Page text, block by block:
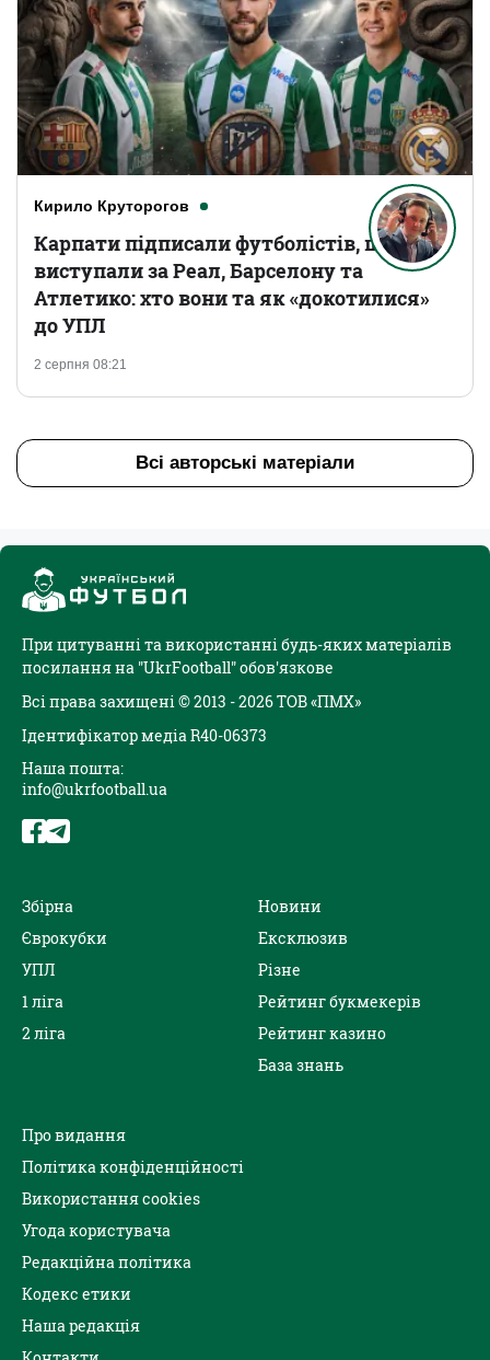
Кирило Круторогов
2 серпня 08:21
Карпати підписали футболістів, що
виступали за Реал, Барселону та
Атлетико: хто вони та як «докотилися»
до УПЛ
Всі авторські матеріали
При цитуванні та використанні будь-яких матеріалів
посилання на "UkrFootball" обов'язкове
Всі права захищені © 2013 - 2026 ТОВ «ПМХ»
Ідентифікатор медіа R40-06373
Наша пошта:
info@ukrfootball.ua
Збірна
Єврокубки
УПЛ
1 ліга
2 ліга
Новини
Ексклюзив
Різне
Рейтинг букмекерів
Рейтинг казино
База знань
Про видання
Політика конфіденційності
Використання cookies
Угода користувача
Редакційна політика
Кодекс етики
Наша редакція